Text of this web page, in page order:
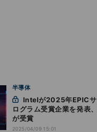
半導体
ログラム受賞企業を発表
が受賞
2025/04/09 15:01